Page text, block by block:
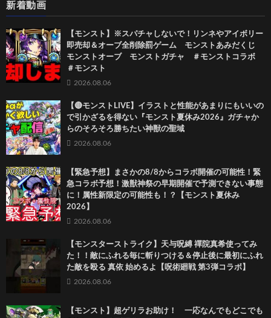
新着動画
【モンスト】※スパチャしないで！リンネやアイボリー
即売却＆オーブ全削除罰ゲーム モンストあみだくじ
モンストオーブ モンストガチャ ＃モンストコラボ
＃モンスト
2026.08.06
【🔴モンストLIVE】イラストと性能があまりにもいいの
で引かざるを得ない『モンスト夏休み2026』ガチャか
らのそろそろ勝ちたい神獣の聖域
2026.08.06
【緊急予想】まさかの8/8からコラボ開催の可能性！緊
急コラボ予想！激獣神祭の早期開催で予測できない事態
に！属性新限定の可能性も！？【モンスト夏休み
2026】
2026.08.06
【モンスターストライク】天与呪縛 禪院真希使ってみ
た！！敵にふれる毎に斬りつける＆停止後に最初にふれ
た敵を殴る 真依 始めるよ【呪術廻戦 第3弾コラボ】
2026.08.06
【モンスト】超ゲリラお助け！ 一応なんでもどこでも